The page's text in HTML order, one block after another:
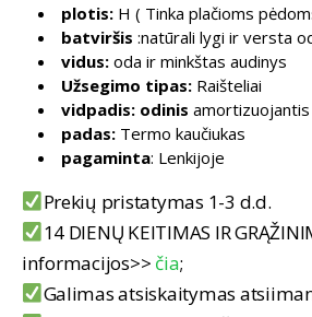
plotis: H ( Tinka plačioms
batviršis :natūrali lygi ir versta
vidus: oda ir minkštas audinys
Užsegimo tipas: Raišteliai
vidpadis: odinis
padas: Termo kaučiukas
pagaminta: Lenkijoje
Prekių pristatymas 1-3 d.d.
14 DIENŲ KEITIMAS IR
informacijos>> čia;
Galimas atsiskaitymas